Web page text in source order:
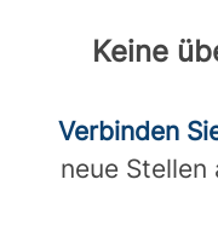
Keine
Verbinden
neue Stellen